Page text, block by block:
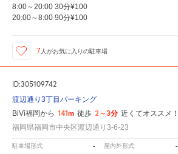
8:00～20:00 30分¥100
20:00～8:00 90分¥100
7 人がお気に入りの駐車場
ID:305109742
渡辺通り3丁目パーキング
BiVi福岡から 141m 徒歩 2～3分 近くてオススメ！
福岡県福岡市中央区渡辺通り3-6-23
駐車場形式 - 屋内外形式 -